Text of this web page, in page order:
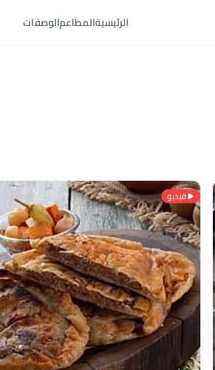
الرئيسيةالمطاعمالوصفات
فيديو